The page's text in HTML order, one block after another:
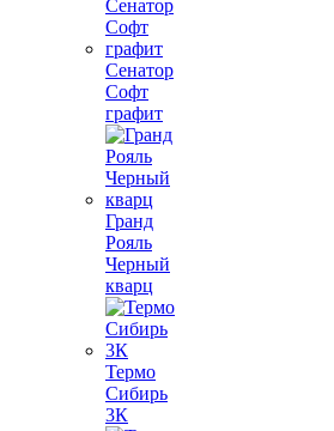
Сенатор
Софт
графит
Гранд
Рояль
Черный
кварц
Термо
Сибирь
3К